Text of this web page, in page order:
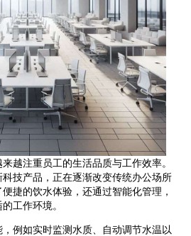
越注重员工的生活品质与工作效率。
技产品，正在逐渐改变传统办公场所
捷的饮水体验，还通过智能化管理，
工作环境。
例如实时监测水质、自动调节水温以